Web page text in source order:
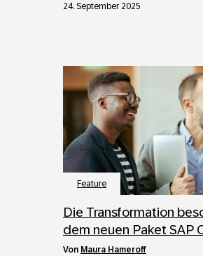
24. September 2025
Feature
Die Transformation
dem neuen Paket SAP
von Maura Hameroff